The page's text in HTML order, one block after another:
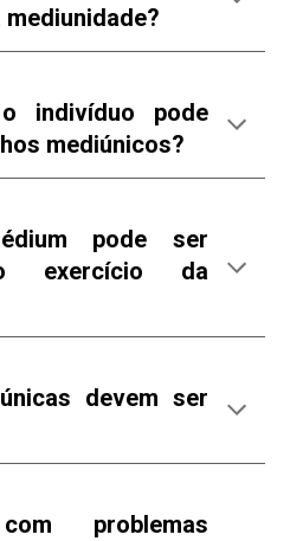
indivíduo pode
mediúnicos?
pode ser
exercício da
devem ser
problemas